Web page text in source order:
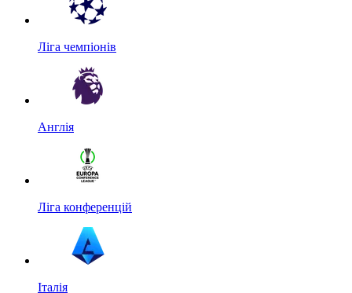
Ліга чемпіонів
Англія
Ліга конференцій
Італія